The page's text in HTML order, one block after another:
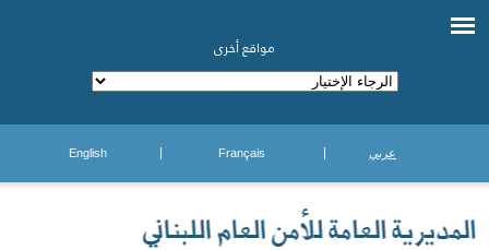
مواقع أخرى
عربي Français
English